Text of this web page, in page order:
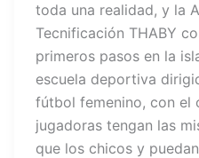
toda una realidad, y la
Tecnificación THABY
primeros pasos en la
escuela deportiva
fútbol femenino, con el
jugadoras tengan las
que los chicos y